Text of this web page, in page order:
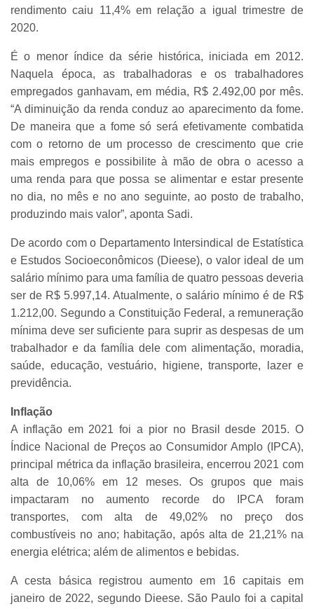
rendimento caiu 11,4% em relação a igual trimestre de
2020.
É o menor índice da série histórica, iniciada em 2012.
Naquela época, as trabalhadoras e os trabalhadores
empregados ganhavam, em média, R$ 2.492,00 por mês.
“A diminuição da renda conduz ao aparecimento da fome.
De maneira que a fome só será efetivamente combatida
com o retorno de um processo de crescimento que crie
mais empregos e possibilite à mão de obra o acesso a
uma renda para que possa se alimentar e estar presente
no dia, no mês e no ano seguinte, ao posto de trabalho,
produzindo mais valor”, aponta Sadi.
De acordo com o Departamento Intersindical de Estatística
e Estudos Socioeconômicos (Dieese), o valor ideal de um
salário mínimo para uma família de quatro pessoas deveria
ser de R$ 5.997,14. Atualmente, o salário mínimo é de R$
1.212,00. Segundo a Constituição Federal, a remuneração
mínima deve ser suficiente para suprir as despesas de um
trabalhador e da família dele com alimentação, moradia,
saúde, educação, vestuário, higiene, transporte, lazer e
previdência.
Inflação
A inflação em 2021 foi a pior no Brasil desde 2015. O
Índice Nacional de Preços ao Consumidor Amplo (IPCA),
principal métrica da inflação brasileira, encerrou 2021 com
alta de 10,06% em 12 meses. Os grupos que mais
impactaram no aumento recorde do IPCA foram
transportes, com alta de 49,02% no preço dos
combustíveis no ano; habitação, após alta de 21,21% na
energia elétrica; além de alimentos e bebidas.
A cesta básica registrou aumento em 16 capitais em
janeiro de 2022, segundo Dieese. São Paulo foi a capital